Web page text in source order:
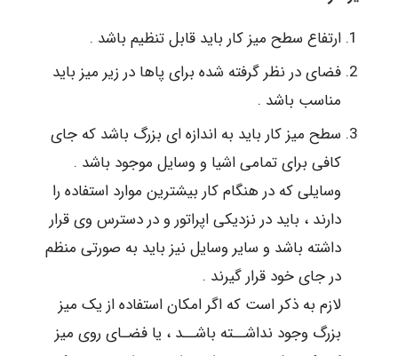
ارتفاع سطح میز کار باید قابل تنظیم باشد .
فضای در نظر گرفته شده برای پاها در زیر میز باید
مناسب باشد .
سطح میز کار باید به اندازه ای بزرگ باشد که جای
کافی برای تمامی اشیا و وسایل موجود باشد .
وسایلی که در هنگام کار بیشترین موارد استفاده را
دارند ، باید در نزدیکی اپراتور و در دسترس وی قرار
داشته باشد و سایر وسایل نیز باید به صورتی منظم
در جای خود قرار گیرند .
لازم به ذکر است که اگر امکان استفاده از یک میز
بزرگ وجود نداشــته باشــد ، یا فضـای روی میز